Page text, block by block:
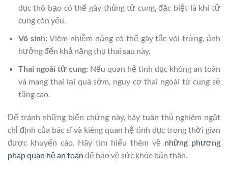
dục thô bạo có thể gây thủng tử cung, đặc biệt là khi tử
cung còn yếu.
Vô sinh:Viêm nhiễm nặng có thể gây tắc vòi trứng, ảnh
hưởng đến khả năng thụ thai sau này.
Thai ngoài tử cung:Nếu quan hệ tình dục không an toàn
và mang thai lại quá sớm, nguy cơ thai ngoài tử cung sẽ
tăng cao.
Để tránh những biến chứng này, hãy tuân thủ nghiêm ngặt
chỉ định của bác sĩ và kiêng quan hệ tình dục trong thời gian
được khuyến cáo. Hãy tìm hiểu thêm về những phương
pháp quan hệ an toàn để bảo vệ sức khỏe bản thân.